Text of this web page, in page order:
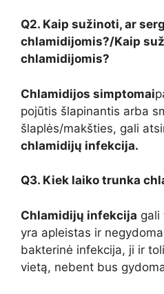
Q2. Kaip sužinoti, ar
chlamidijomis?/Kaip
chlamidijomis?
Chlamidijos simptomai
pojūtis šlapinantis arba
šlaplės/makšties, gali
chlamidijų infekcija.
Q3. Kiek laiko trunka
Chlamidijų infekcija gali
yra apleistas ir
bakterinė infekcija, ji ir
vietą, nebent bus